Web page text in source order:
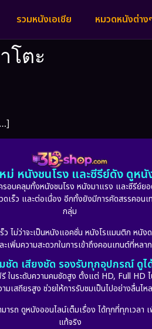
รวมหนังเอเชีย หมวดหนังต่าง
โตะ
หนังชนโรง และซีรีย์ดัง ดูห
คลุมทั้งหนังชนโรง หนังมาแรง และซีรีย์
ดเร็ว และต่อเนื่อง อีกทั้งยังมีการคัดสรรค
กลุ่ม
ไม่ว่าจะเป็นหนังแอคชั่น หนังโรแมนติก
ะเพิ่มความสะดวกในการเข้าถึงคอนเทนต์ที่หล
ด เสียงชัด รองรับทุกอุปกรณ์ ดูไ
ระดับความคมชัดสูง ตั้งแต่ HD, Full HD
มเสถียรสูง ช่วยให้การรับชมเป็นไปอย่างลื่นไห
ถ ดูหนังออนไลน์เต็มเรื่อง ได้ทุกที่ทุกเวล
แท้จริง